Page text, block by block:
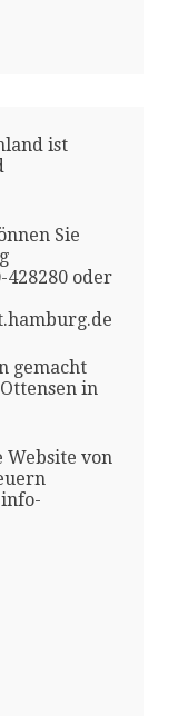
ist
Sie
oder
gemacht
in
Website von